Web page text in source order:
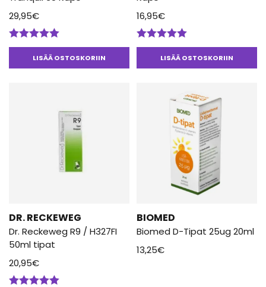
29,95€
Arvostelu
tuotteesta:LISÄÄ OSTOSKORIIN
16,95€
Arvostelu
tuotteesta:LISÄÄ OSTOSKORIIN
DR. RECKEWEG
Dr. Reckeweg R9 / H327FI
50ml tipat
20,95€
BIOMED
Biomed D-Tipat 25ug 20ml
13,25€